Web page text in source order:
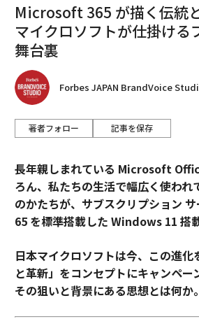
Microsoft 365 が描く伝
マイクロソフトが仕掛ける
舞台裏
Forbes JAPAN BrandVoice
著者フォロー 記事を保存
長年親しまれている Microsoft
ろん、私たちの生活で幅広く使われ
のかたちが、サブスクリプション
65 を標準搭載した Windows 11 搭載
日本マイクロソフトは今、この進
と革新」をコンセプトにキャンペー
その狙いと背景にある思想とは何か。